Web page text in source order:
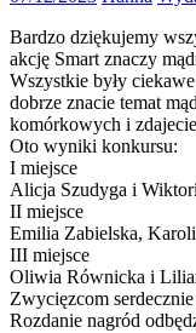
Bardzo dziękujemy
akcję Smart znaczy
Wszystkie były
dobrze znacie temat
komórkowych i
Oto wyniki konkursu:
I miejsce
Alicja Szudyga i
II miejsce
Emilia Zabielska,
III miejsce
Oliwia Równicka i
Zwycięzcom
Rozdanie nagród